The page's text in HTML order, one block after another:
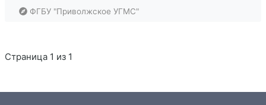
ФГБУ "Приволжское УГМС"
Страница 1 из 1